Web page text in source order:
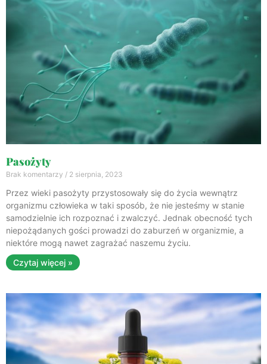
Pasożyty
Brak komentarzy 2 sierpnia, 2023
Przez wieki pasożyty przystosowały się do życia wewnątrz
organizmu człowieka w taki sposób, że nie jesteśmy w stanie
samodzielnie ich rozpoznać i zwalczyć. Jednak obecność tych
niepożądanych gości prowadzi do zaburzeń w organizmie, a
niektóre mogą nawet zagrażać naszemu życiu.
Czytaj więcej »